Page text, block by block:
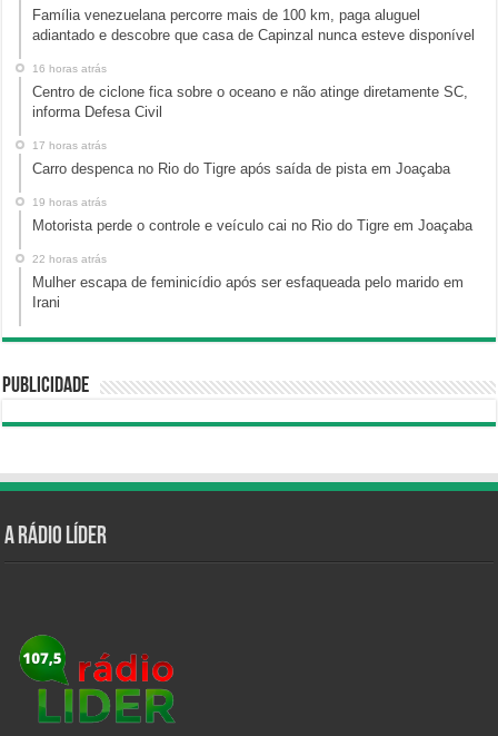
Família venezuelana percorre mais de 100 km, paga aluguel
adiantado e descobre que casa de Capinzal nunca esteve disponível
16 horas atrás
Centro de ciclone fica sobre o oceano e não atinge diretamente SC,
informa Defesa Civil
17 horas atrás
Carro despenca no Rio do Tigre após saída de pista em Joaçaba
19 horas atrás
Motorista perde o controle e veículo cai no Rio do Tigre em Joaçaba
22 horas atrás
Mulher escapa de feminicídio após ser esfaqueada pelo marido em
Irani
Publicidade
A Rádio Líder